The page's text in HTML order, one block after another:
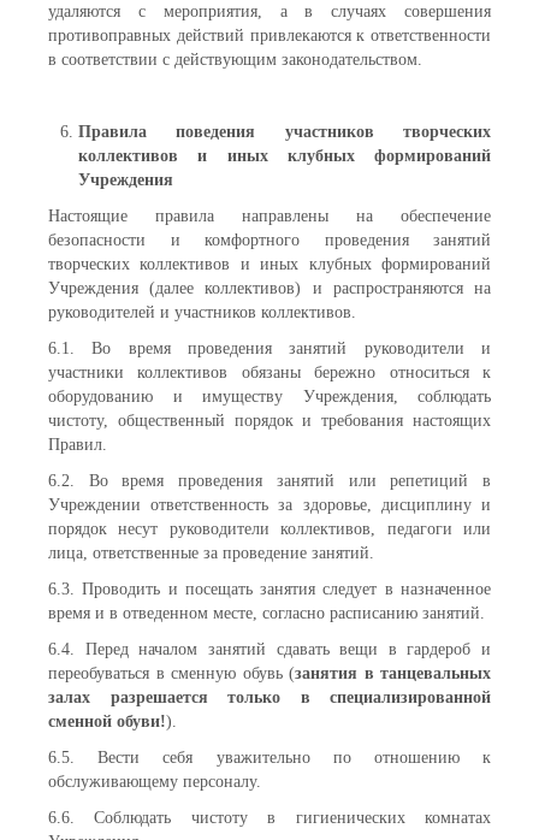
удаляются с мероприятия, а в случаях совершения
противоправных действий привлекаются к ответственности
в соответствии с действующим законодательством.
Правила поведения участников творческих
коллективов и иных клубных формирований
Учреждения
Настоящие правила направлены на обеспечение
безопасности и комфортного проведения занятий
творческих коллективов и иных клубных формирований
Учреждения (далее коллективов) и распространяются на
руководителей и участников коллективов.
6.1. Во время проведения занятий руководители и
участники коллективов обязаны бережно относиться к
оборудованию и имуществу Учреждения, соблюдать
чистоту, общественный порядок и требования настоящих
Правил.
6.2. Во время проведения занятий или репетиций в
Учреждении ответственность за здоровье, дисциплину и
порядок несут руководители коллективов, педагоги или
лица, ответственные за проведение занятий.
6.3. Проводить и посещать занятия следует в назначенное
время и в отведенном месте, согласно расписанию занятий.
6.4. Перед началом занятий сдавать вещи в гардероб и
переобуваться в сменную обувь (занятия в танцевальных
залах разрешается только в специализированной
сменной обуви!).
6.5. Вести себя уважительно по отношению к
обслуживающему персоналу.
6.6. Соблюдать чистоту в гигиенических комнатах